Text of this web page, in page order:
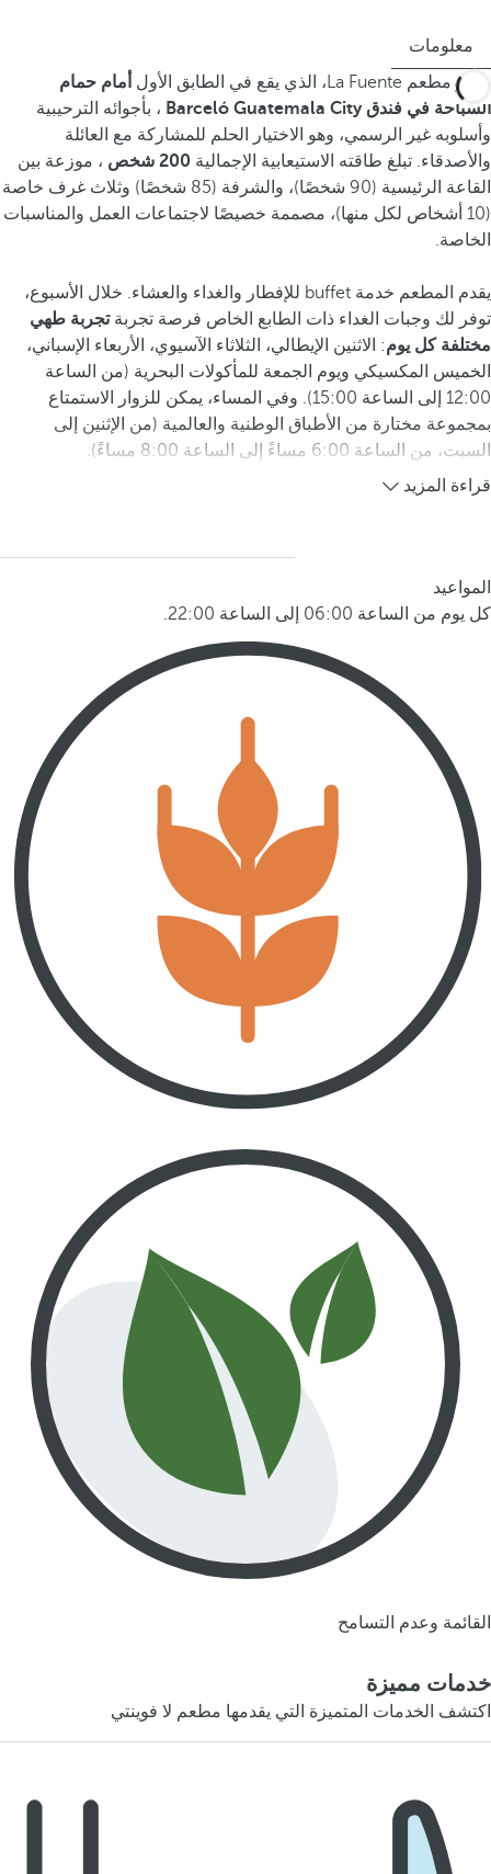
معلومات
يتميز مطعم La Fuente، الذي يقع في الطابق الأول
أمام حمام
السباحة في فندق Barceló Guatemala City
، بأجوائه الترحيبية
وأسلوبه غير الرسمي، وهو الاختيار الحلم للمشاركة مع العائلة
والأصدقاء. تبلغ طاقته الاستيعابية الإجمالية 200 شخص
، موزعة بين
القاعة الرئيسية (90 شخصًا)، والشرفة (85 شخصًا) وثلاث غرف خاصة
(10 أشخاص لكل منها)، مصممة خصيصًا لاجتماعات العمل والمناسبات
الخاصة.
يقدم المطعم خدمة buffet للإفطار والغداء والعشاء. خلال الأسبوع،
توفر لك وجبات الغداء ذات الطابع الخاص فرصة تجربةتجربة طهي
مختلفة كل يوم: الاثنين الإيطالي، الثلاثاء الآسيوي، الأربعاء الإسباني،
الخميس المكسيكي ويوم الجمعة للمأكولات البحرية (من الساعة
12:00 إلى الساعة 15:00). وفي المساء، يمكن للزوار الاستمتاع
بمجموعة مختارة من الأطباق الوطنية والعالمية (من الإثنين إلى
السبت، من الساعة 6:00 مساءً إلى الساعة 8:00 مساءً).
قراءة المزيد
المواعيد
كل يوم من الساعة 06:00 إلى الساعة 22:00.
القائمة وعدم التسامح
خدمات مميزة
اكتشف الخدمات المتميزة التي يقدمها مطعم لا فوينتي